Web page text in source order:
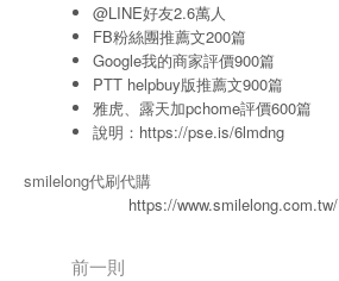
@LINE好友2.6萬人
FB粉絲團推薦文200篇
Google我的商家評價900篇
PTT helpbuy版推薦文900篇
雅虎、露天加pchome評價600篇
說明： https://pse.is/6lmdng
smilelong代刷代購
https://www.smilelong.com.tw/
前一則